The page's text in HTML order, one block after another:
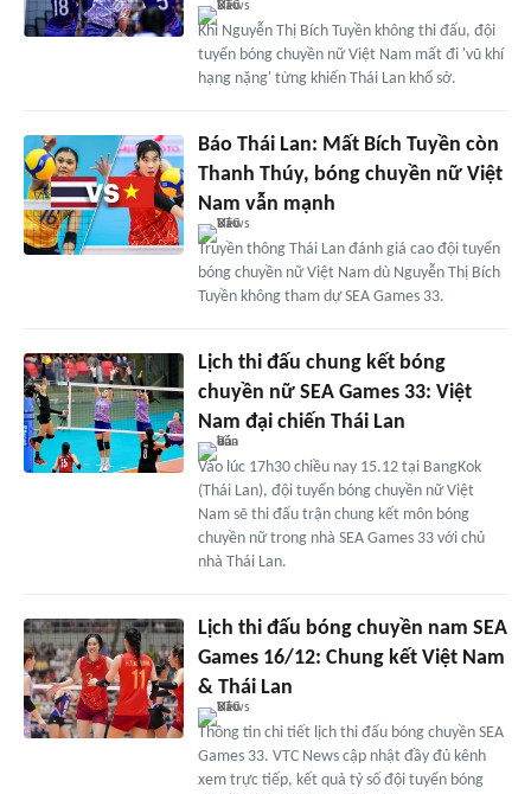
Khi Nguyễn Thị Bích Tuyền không thi đấu, đội
tuyển bóng chuyền nữ Việt Nam mất đi 'vũ khí
hạng nặng' từng khiến Thái Lan khổ sở.
Báo Thái Lan: Mất Bích Tuyền còn
Thanh Thúy, bóng chuyền nữ Việt
Nam vẫn mạnh
Truyền thông Thái Lan đánh giá cao đội tuyển
bóng chuyền nữ Việt Nam dù Nguyễn Thị Bích
Tuyền không tham dự SEA Games 33.
Lịch thi đấu chung kết bóng
chuyền nữ SEA Games 33: Việt
Nam đại chiến Thái Lan
Vào lúc 17h30 chiều nay 15.12 tại BangKok
(Thái Lan), đội tuyển bóng chuyền nữ Việt
Nam sẽ thi đấu trận chung kết môn bóng
chuyền nữ trong nhà SEA Games 33 với chủ
nhà Thái Lan.
Lịch thi đấu bóng chuyền nam SEA
Games 16/12: Chung kết Việt Nam
& Thái Lan
Thông tin chi tiết lịch thi đấu bóng chuyền SEA
Games 33. VTC News cập nhật đầy đủ kênh
xem trực tiếp, kết quả tỷ số đội tuyển bóng